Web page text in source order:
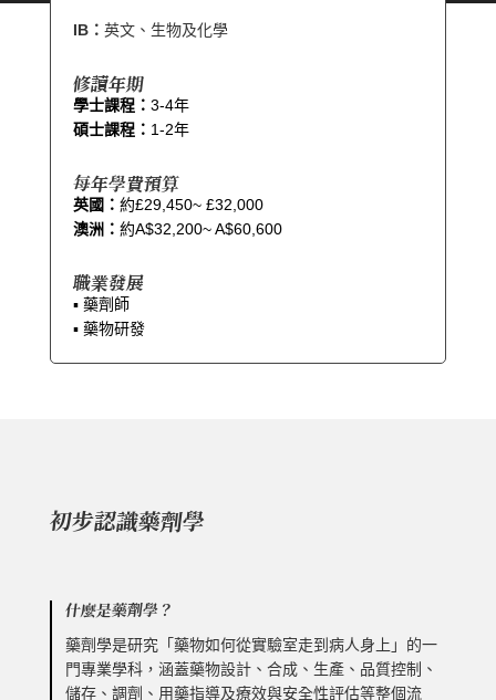
IB： 英文、生物及化學​
修讀年期
學士課程： 3-4年
碩士課程： 1-2年
每年學費預算
英國： 約£29,450~ £32,000
澳洲： 約A$32,200~ A$60,600
職業發展
▪︎ 藥劑師
▪︎ 藥物研發
初步認識藥劑學
什麼是藥劑學？
藥劑學是研究「藥物如何從實驗室走到病人身上」的一
門專業學科，涵蓋藥物設計、合成、生產、品質控制、
儲存、調劑、用藥指導及療效與安全性評估等整個流